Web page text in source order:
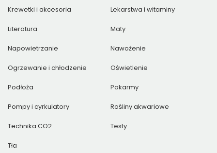
Krewetki i akcesoria Lekarstwa i witaminy
Literatura Maty
Napowietrzanie Nawożenie
Ogrzewanie i chłodzenie Oświetlenie
Podłoża Pokarmy
Pompy i cyrkulatory Rośliny akwariowe
Technika CO2 Testy
Tła